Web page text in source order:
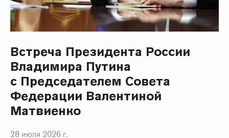
Встреча Президента России
Владимира Путина
с Председателем Совета
Федерации Валентиной
Матвиенко
28 июля 2026 г.